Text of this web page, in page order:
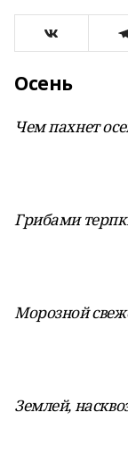
Осень
Чем пахнет
Грибами
Морозной
Землей,